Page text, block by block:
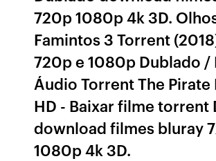
720p 1080p 4k 3D.
Famintos 3 Torrent
720p e 1080p Dublado /
Áudio Torrent The Pirate
HD - Baixar filme torrent
download filmes bluray
1080p 4k 3D.